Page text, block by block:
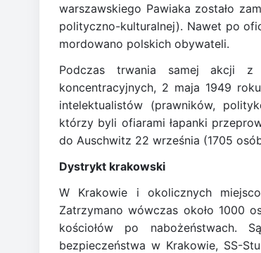
warszawskiego Pawiaka zostało
polityczno-kulturalnej). Nawet po
mordowano polskich obywateli.
Podczas trwania samej akcji z
koncentracyjnych, 2 maja 1949
intelektualistów (prawników,
którzy byli ofiarami łapanki
do Auschwitz 22 września (1705
Dystrykt krakowski
W Krakowie i okolicznych
Zatrzymano wówczas około 1000
kościołów po nabożeństwach.
bezpieczeństwa w Krakowie, SS-